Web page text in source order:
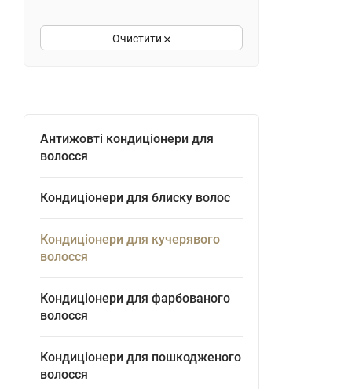
Очистити
Антижовті кондиціонери для
волосся
Кондиціонери для блиску волос
Кондиціонери для кучерявого
волосся
Кондиціонери для фарбованого
волосся
Кондиціонери для пошкодженого
волосся